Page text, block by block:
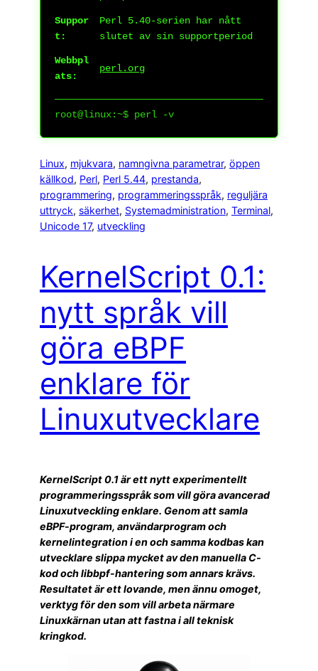
Suppor
t:
Perl 5.40-serien har nått
slutet av sin supportperiod
Webbpl
ats:
perl.org
root@linux:~$ perl -v
Linux, mjukvara, namngivna parametrar, öppen
källkod, Perl, Perl 5.44, prestanda
programmering, programmeringsspråk, reguljära
uttryck, säkerhet, Systemadministration, Terminal
Unicode 17, utveckling
KernelScript 0.1:
nytt språk vill
göra eBPF
enklare för
Linuxutvecklare
KernelScript 0.1 är ett nytt experimentellt
programmeringsspråk som vill göra avancerad
Linuxutveckling enklare. Genom att samla
eBPF-program, användarprogram och
kernelintegration i en och samma kodbas kan
utvecklare slippa mycket av den manuella C-
kod och libbpf-hantering som annars krävs.
Resultatet är ett lovande, men ännu omoget,
verktyg för den som vill arbeta närmare
Linuxkärnan utan att fastna i all teknisk
kringkod.